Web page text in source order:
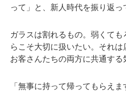
って」と、新人時代を振り返っ
ガラスは割れるもの。弱くて
らこそ大切に扱いたい。それは
お客さんたちの両方に共通する
「無事に持って帰ってもらえ